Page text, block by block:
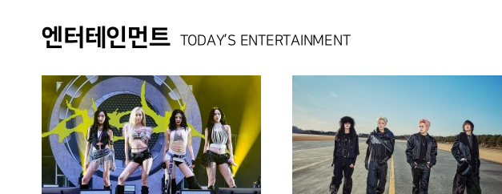
엔터테인먼트 TODAY’S ENTERTAINMENT